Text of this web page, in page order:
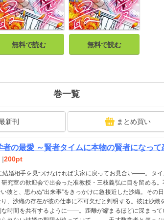
無料で読む 無料で読む
巻一覧
新刊 まとめ買い
者の最愛 ～賢者タイムに本物の賢者になっ
|200pt
結婚相手を見つけなければ実家に戻ってお見合い――。タ
究室の歓迎会で出会った准教授・三枝義弘に目を留める
い彼と、思わぬ“出来事”をきっかけに急接近した沙織。その
、沙織の存在が彼の仕事に不可欠だと判明する。彼は沙織
な時間を共有するように――。距離が縮まるほどに深まって